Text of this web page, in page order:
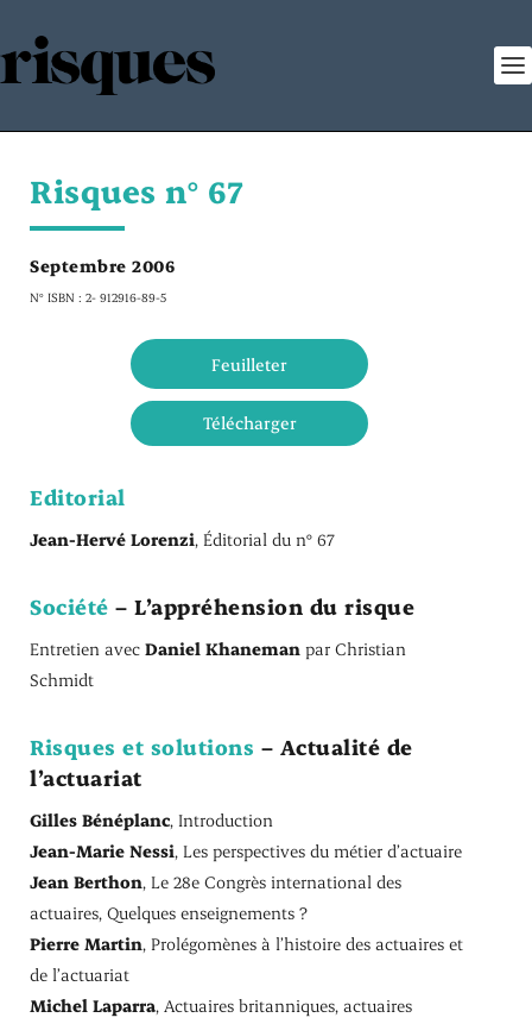
Risques n° 67
Septembre 2006
N° ISBN : 2- 912916-89-5
Feuilleter
Télécharger
Editorial
Jean-Hervé Lorenzi, Éditorial du n° 67
Société – L’appréhension du risque
Entretien avec Daniel Khaneman par Christian
Schmidt
Risques et solutions – Actualité de
l’actuariat
Gilles Bénéplanc, Introduction
Jean-Marie Nessi, Les perspectives du métier d’actuaire
Jean Berthon, Le 28e Congrès international des
actuaires, Quelques enseignements ?
Pierre Martin, Prolégomènes à l’histoire des actuaires et
de l’actuariat
Michel Laparra, Actuaires britanniques, actuaires